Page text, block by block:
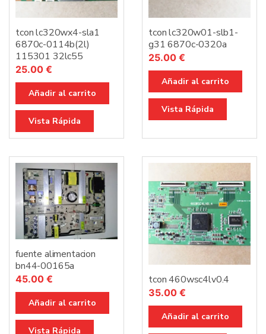
tcon lc320wx4-sla1
6870c-0114b(2l)
115301 32lc55
25.00 €
Añadir al carrito
Vista Rápida
tcon lc320w01-slb1-
g31 6870c-0320a
25.00 €
Añadir al carrito
Vista Rápida
fuente alimentacion
bn44-00165a
45.00 €
Añadir al carrito
Vista Rápida
tcon 460wsc4lv0.4
35.00 €
Añadir al carrito